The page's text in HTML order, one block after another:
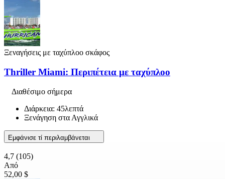
Ξεναγήσεις με ταχύπλοο σκάφος
Thriller Miami: Περιπέτεια με ταχύπλοο
Διαθέσιμο σήμερα
Διάρκεια: 45λεπτά
Ξενάγηση στα Αγγλικά
Εμφάνισε τί περιλαμβάνεται
4,7 (105)
Από
52,00 $